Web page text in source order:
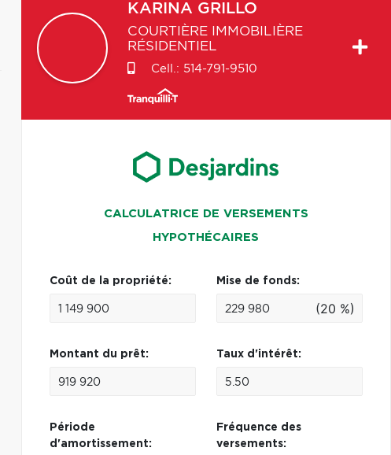
KARINA GRILLO
COURTIÈRE IMMOBILIÈRE
RÉSIDENTIEL
Cell.: 514-791-9510
CALCULATRICE DE VERSEMENTS
HYPOTHÉCAIRES
Coût de la propriété: Mise de fonds:
(20 %)
Montant du prêt: Taux d'intérêt:
Période
d'amortissement:
Fréquence des
versements: